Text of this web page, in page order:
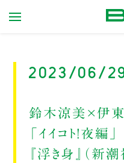
2023/06/
鈴木涼美×伊東
「イイコト！夜編」
『浮き身』（新潮